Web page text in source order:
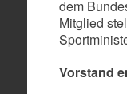
dem
Mitglied
Vorstand